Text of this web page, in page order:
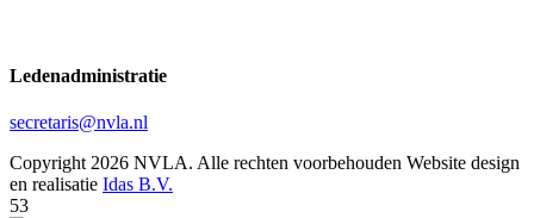
Ledenadministratie
secretaris@nvla.nl
Copyright 2026 NVLA. Alle rechten voorbehouden Website design
en realisatie Idas B.V.
53